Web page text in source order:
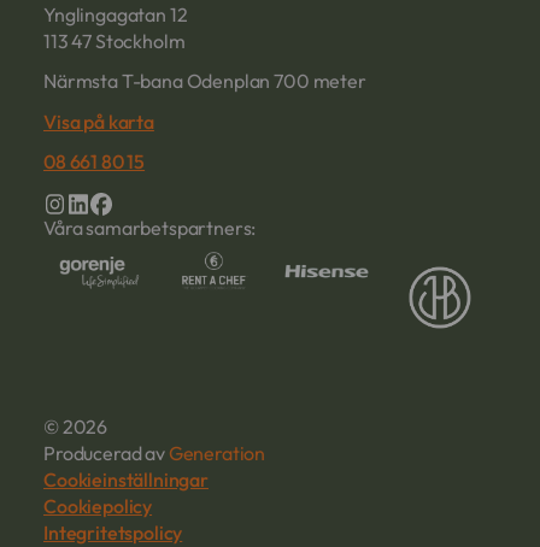
Ynglingagatan 12
113 47 Stockholm
Närmsta T-bana Odenplan 700 meter
Visa på karta
08 661 80 15
Våra samarbetspartners:
© 2026
Producerad av Generation
Cookieinställningar
Cookiepolicy
Integritetspolicy